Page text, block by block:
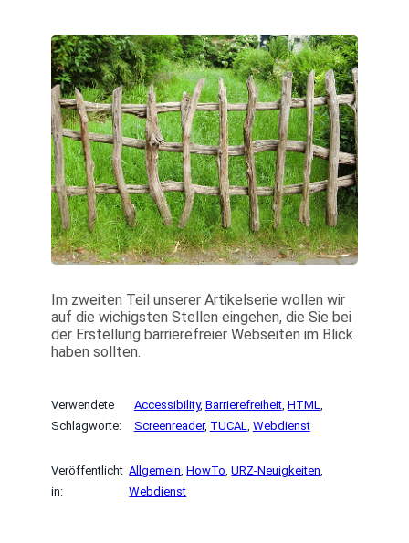
Im zweiten Teil unserer Artikelserie wollen wir
auf die wichigsten Stellen eingehen, die Sie bei
der Erstellung barrierefreier Webseiten im Blick
haben sollten.
Verwendete
Schlagworte:
Accessibility, Barrierefreiheit, HTML
Screenreader, TUCAL, Webdienst
Veröffentlicht
in:
Allgemein, HowTo, URZ-Neuigkeiten
Webdienst